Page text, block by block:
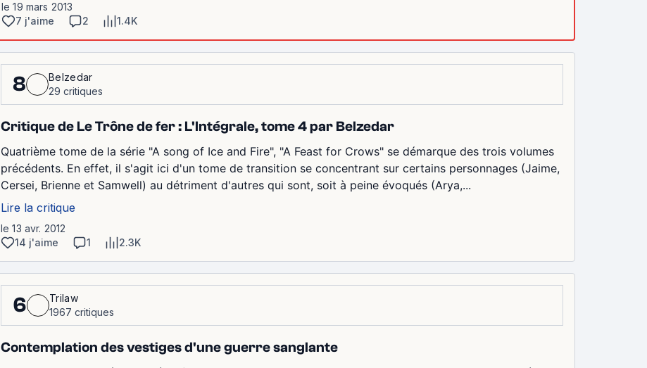
le 19 mars 2013
7 j'aime
2 1.4K
8
Belzedar
29 critiques
Critique de Le Trône de fer : L'Intégrale, tome 4 par Belzedar
Quatrième tome de la série "A song of Ice and Fire", "A Feast for Crows" se démarque des trois volumes
précédents. En effet, il s'agit ici d'un tome de transition se concentrant sur certains personnages (Jaime,
Cersei, Brienne et Samwell) au détriment d'autres qui sont, soit à peine évoqués (Arya,...
Lire la critique
le 13 avr. 2012
14 j'aime
1 2.3K
6
Trilaw
1967 critiques
Contemplation des vestiges d'une guerre sanglante